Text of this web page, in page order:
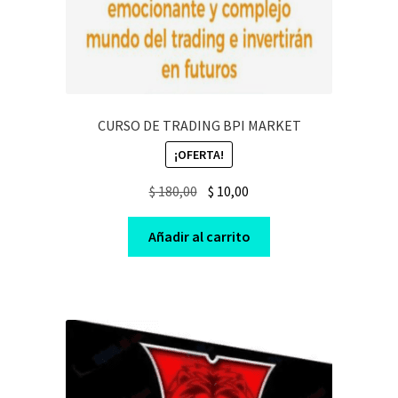
CURSO DE TRADING BPI MARKET
¡OFERTA!
$180,00 Original
was:
$ 180,00.
$ 10,00
is:
$ 10,00.
Añadir al carrito